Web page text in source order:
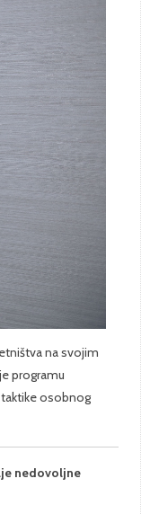
na svojim
programu
osobnog
nedovoljne